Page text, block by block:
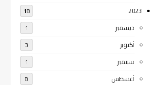
2023
18
ديسمبر 1
أكتوبر 3
سبتمبر 1
أغسطس 8